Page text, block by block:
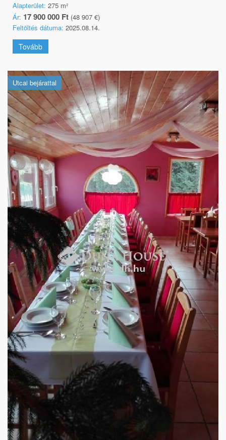
Alapterület: 275 m²
Ár: 17 900 000 Ft (48 907 €)
Feltöltés dátuma: 2025.08.14.
Tovább
Utcai bejárattal